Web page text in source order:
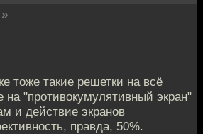
»
тоже такие решетки на всё
на "противокумулятивный экран"
и действие экранов
правда, 50%.